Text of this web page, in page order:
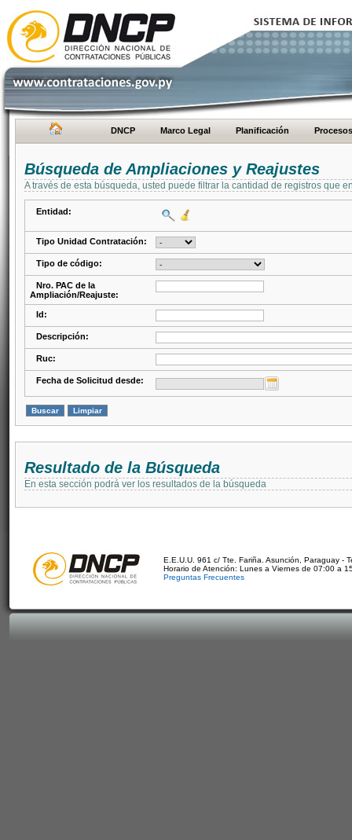
DNCP Marco Legal Planificación Procesos
Búsqueda de Ampliaciones y Reajustes
A través de esta búsqueda, usted puede filtrar la cantidad de registros que
Entidad:
Tipo Unidad Contratación:
Tipo de código:
Nro. PAC de la
Ampliación/Reajuste:
Id:
Descripción:
Ruc:
Fecha de Solicitud desde:
Resultado de la Búsqueda
En esta sección podrá ver los resultados de la búsqueda
E.E.U.U. 961 c/ Tte. Fariña. Asunción, Paraguay -
Horario de Atención: Lunes a Viernes de 07:00 a
Preguntas Frecuentes